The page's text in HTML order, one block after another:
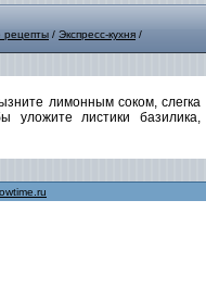
рецепты / Экспресс-кухня /
лимонным соком, слегка
уложите листики базилика,